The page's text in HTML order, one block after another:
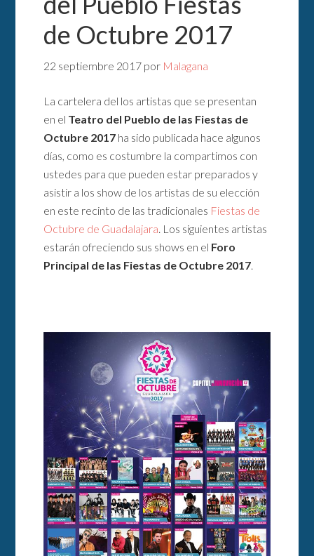
de Octubre 2017
22 septiembre 2017 por Malagana
La cartelera del los artistas que se presentan
en el Teatro del Pueblo de las Fiestas de
Octubre 2017 ha sido publicada hace algunos
días, como es costumbre la compartimos con
ustedes para que pueden estar preparados y
asistir a los show de los artistas de su elección
en este recinto de las tradicionales Fiestas de
Octubre de Guadalajara. Los siguientes artistas
estarán ofreciendo sus shows en el Foro
Principal de las Fiestas de Octubre 2017.